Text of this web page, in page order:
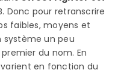
Donc pour retranscrire
faibles, moyens et
système un peu
du nom. En
en fonction du